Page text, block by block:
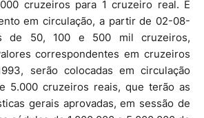
cruzeiros para 1 cruzeiro real. É
em circulação, a partir de 02-08-
de 50, 100 e 500 mil cruzeiros,
correspondentes em cruzeiros
serão colocadas em circulação
5.000 cruzeiros reais, que terão as
gerais aprovadas, em sessão de